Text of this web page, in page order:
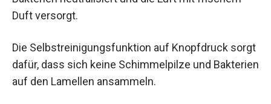
Duft versorgt.
Die Selbstreinigungsfunktion auf Knopfdruck sorgt
dafür, dass sich keine Schimmelpilze und Bakterien
auf den Lamellen ansammeln.